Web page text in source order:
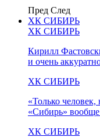
Пред След
ХК СИБИРЬ
ХК СИБИРЬ
Кирилл
и очень
ХК СИБИРЬ
«Только
«Сибирь»
ХК СИБИРЬ